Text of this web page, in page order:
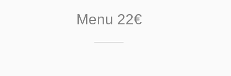
Menu 22€